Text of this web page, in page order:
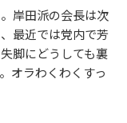
岸田派の会長は次
最近では党内で芳
脚にどうしても裏
オラわくわくすっ